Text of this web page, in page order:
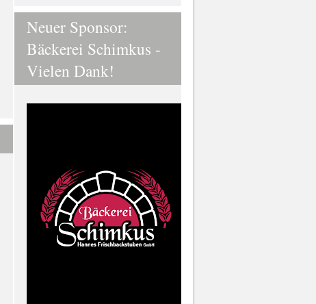
Neuer Sponsor:
Bäckerei Schimkus -
Vielen Dank!